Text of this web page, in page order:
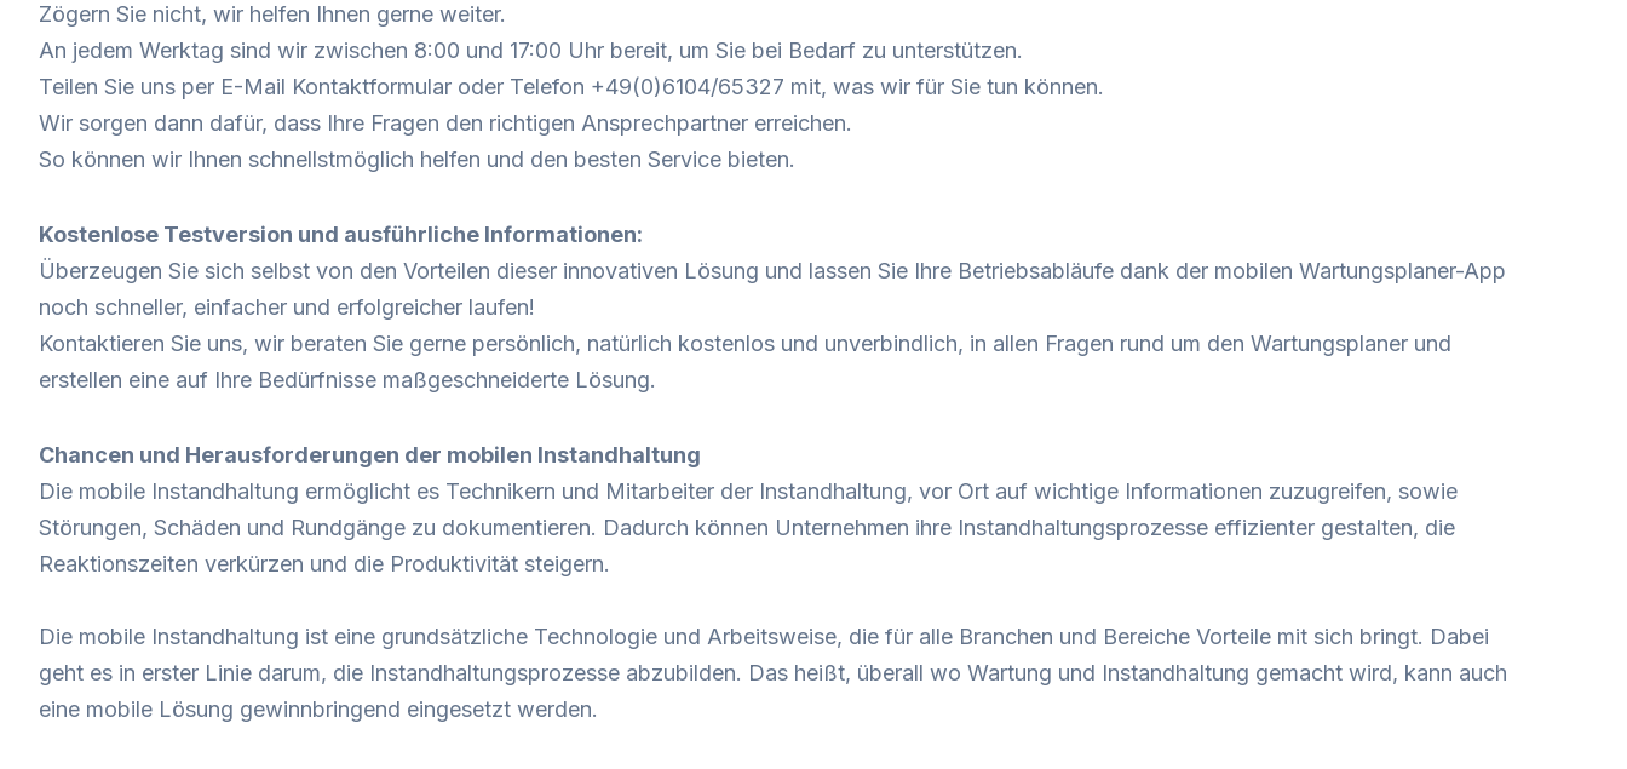
Zögern Sie nicht, wir helfen Ihnen gerne weiter.
An jedem Werktag sind wir zwischen 8:00 und 17:00 Uhr bereit, um Sie bei Bedarf zu unterstützen.
Teilen Sie uns per E-Mail Kontaktformular oder Telefon +49(0)6104/65327 mit, was wir für Sie tun können.
Wir sorgen dann dafür, dass Ihre Fragen den richtigen Ansprechpartner erreichen.
So können wir Ihnen schnellstmöglich helfen und den besten Service bieten.
Kostenlose Testversion und ausführliche Informationen:
Überzeugen Sie sich selbst von den Vorteilen dieser innovativen Lösung und lassen Sie Ihre Betriebsabläufe dank der mobilen Wartungsplaner-App
noch schneller, einfacher und erfolgreicher laufen!
Kontaktieren Sie uns, wir beraten Sie gerne persönlich, natürlich kostenlos und unverbindlich, in allen Fragen rund um den Wartungsplaner und
erstellen eine auf Ihre Bedürfnisse maßgeschneiderte Lösung.
Chancen und Herausforderungen der mobilen Instandhaltung
Die mobile Instandhaltung ermöglicht es Technikern und Mitarbeiter der Instandhaltung, vor Ort auf wichtige Informationen zuzugreifen, sowie
Störungen, Schäden und Rundgänge zu dokumentieren. Dadurch können Unternehmen ihre Instandhaltungsprozesse effizienter gestalten, die
Reaktionszeiten verkürzen und die Produktivität steigern.
Die mobile Instandhaltung ist eine grundsätzliche Technologie und Arbeitsweise, die für alle Branchen und Bereiche Vorteile mit sich bringt. Dabei
geht es in erster Linie darum, die Instandhaltungsprozesse abzubilden. Das heißt, überall wo Wartung und Instandhaltung gemacht wird, kann auch
eine mobile Lösung gewinnbringend eingesetzt werden.